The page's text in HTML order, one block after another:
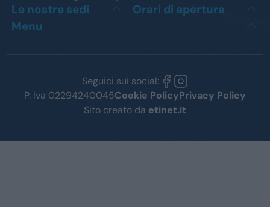
Le nostre sedi
Orari di apertura
Menu
Seguici sui social:
P. Iva 02294240045Cookie PolicyPrivacy Policy
Sito creato da etinet.it